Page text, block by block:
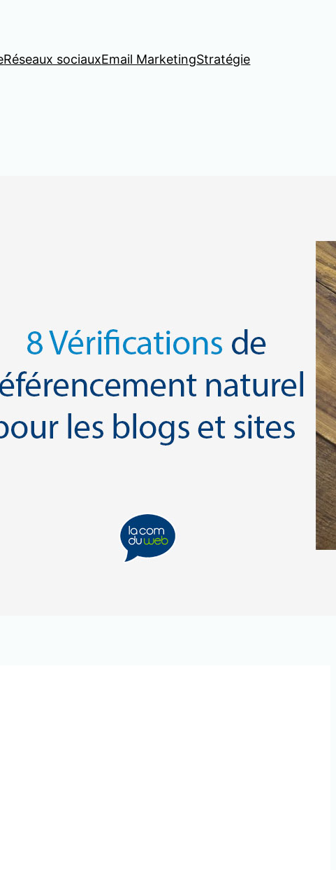
Réseaux sociauxEmail MarketingStratégie